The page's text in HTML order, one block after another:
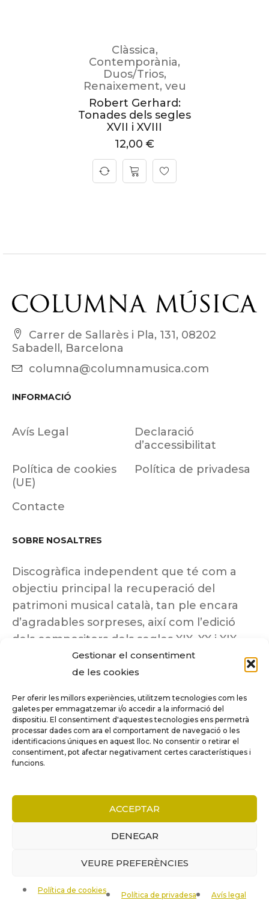
Gestionar el consentiment
de les cookies
Per oferir les millors experiències, utilitzem tecnologies com les
galetes per emmagatzemar i/o accedir a la informació del
dispositiu. El consentiment d'aquestes tecnologies ens permetrà
processar dades com ara el comportament de navegació o les
identificacions úniques en aquest lloc. No consentir o retirar el
consentiment, pot afectar negativament certes característiques i
funcions.
ACCEPTAR
DENEGAR
VEURE PREFERÈNCIES
Política de cookies
Política de privadesa Avís legal
Clàssica,
Contemporània,
Duos/Trios,
Renaixement, veu
Robert Gerhard:
Tonades dels segles
XVII i XVIII
12,00 €
Carrer de Sallarès i Pla, 131, 08202
Sabadell, Barcelona
columna@columnamusica.com
INFORMACIÓ
Avís Legal
Declaració
d’accessibilitat
Política de cookies
(UE)
Política de privadesa
Contacte
SOBRE NOSALTRES
Discogràfica independent que té com a
objectiu principal la recuperació del
patrimoni musical català, tan ple encara
d’agradables sorpreses, així com l’edició
dels compositors dels segles XIX, XX i XIX
insuficientment coneguts.
Tots els drets reservats a ©Columna
Música.
COMPARE (0)
Remove all products